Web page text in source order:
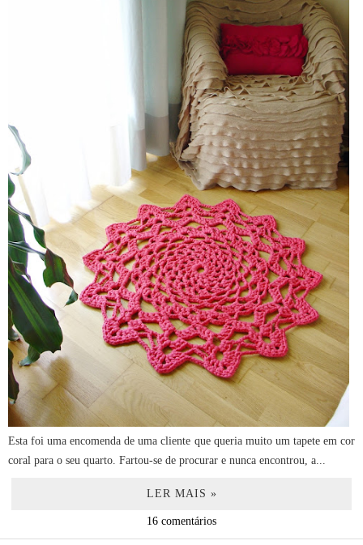
Esta foi uma encomenda de uma cliente que queria muito um tapete em cor
coral para o seu quarto. Fartou-se de procurar e nunca encontrou, a...
LER MAIS »
16 comentários